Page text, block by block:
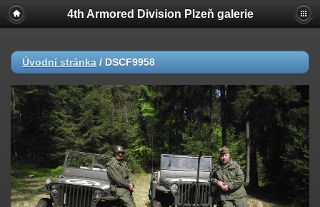
4th Armored Division Plzeň galerie
Úvodní stránka / DSCF9958